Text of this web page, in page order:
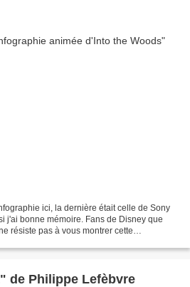
ici, la dernière était celle de Sony
j'ai bonne mémoire. Fans de Disney que
résiste pas à vous montrer cette
de Philippe Lefèbvre